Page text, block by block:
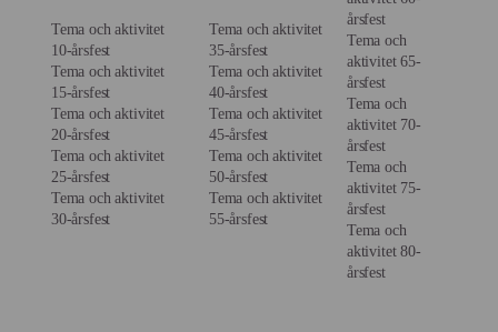
Tema och aktivitet
10-årsfest
Tema och aktivitet
15-årsfest
Tema och aktivitet
20-årsfest
Tema och aktivitet
25-årsfest
Tema och aktivitet
30-årsfest
Tema och aktivitet
35-årsfest
Tema och aktivitet
40-årsfest
Tema och aktivitet
45-årsfest
Tema och aktivitet
50-årsfest
Tema och aktivitet
55-årsfest
årsfest
Tema och
aktivitet 65-
årsfest
Tema och
aktivitet 70-
årsfest
Tema och
aktivitet 75-
årsfest
Tema och
aktivitet 80-
årsfest